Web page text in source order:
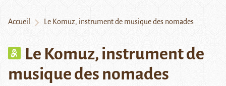
Accueil Le Komuz, instrument de musique des nomades
Le Komuz, instrument de
musique des nomades